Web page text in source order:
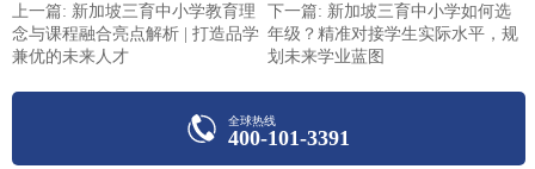
上一篇: 新加坡三育中小学教育理
念与课程融合亮点解析 | 打造品学
兼优的未来人才
下一篇: 新加坡三育中小学如何选
年级？精准对接学生实际水平，规
划未来学业蓝图
全球热线
400-101-3391